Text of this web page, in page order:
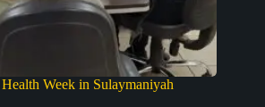
Week in Sulaymaniyah